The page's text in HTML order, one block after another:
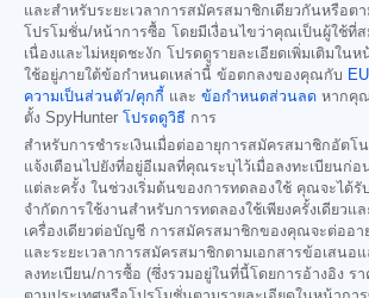
และสำหรับระยะเวลาการสมัครสมาชิกเดียวกันหรือต
โปรโมชั่น/หน้าการซื้อ โดยมีเงื่อนไขว่าคุณเป็นผู้ใช้ที่
เนื่องและไม่หยุดชะงัก โปรดดูรายละเอียดเพิ่มเติมใน
ใช้อยู่ภายใต้ข้อกำหนดเหล่านี้ ข้อตกลงของคุณกับ
ความเป็นส่วนตัว/คุกกี้ และ ข้อกำหนดส่วนลด หากคุ
ตั้ง SpyHunter โปรดดูวิธี การ
สำหรับการชำระเงินเมื่อต่ออายุการสมัครสมาชิกอัตโ
แจ้งเตือนไปยังที่อยู่อีเมลที่คุณระบุไว้เมื่อลงทะเบียนก่อ
แต่ละครั้ง ในช่วงเริ่มต้นของการทดลองใช้ คุณจะได้รั
จำกัดการใช้งานสำหรับการทดลองใช้เพียงครั้งเดียวแ
เครื่องเดียวต่อบัญชี การสมัครสมาชิกของคุณจะต่ออา
และระยะเวลาการสมัครสมาชิกตามเอกสารข้อเสน
ลงทะเบียน/การซื้อ (ซึ่งรวมอยู่ในที่นี้โดยการอ้างอิง ร